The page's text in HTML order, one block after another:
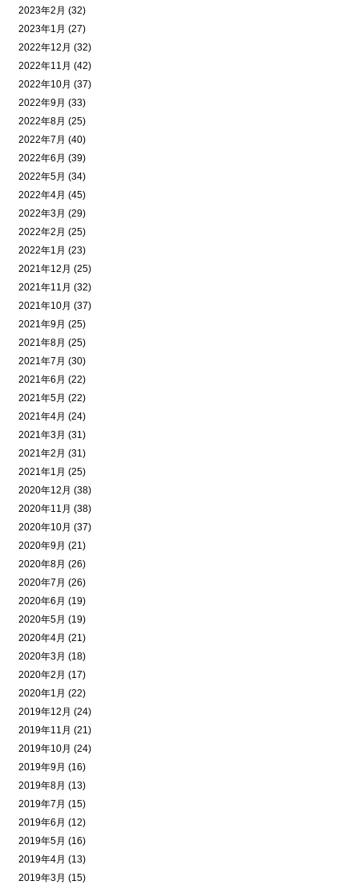
2023年2月 (32)
2023年1月 (27)
2022年12月 (32)
2022年11月 (42)
2022年10月 (37)
2022年9月 (33)
2022年8月 (25)
2022年7月 (40)
2022年6月 (39)
2022年5月 (34)
2022年4月 (45)
2022年3月 (29)
2022年2月 (25)
2022年1月 (23)
2021年12月 (25)
2021年11月 (32)
2021年10月 (37)
2021年9月 (25)
2021年8月 (25)
2021年7月 (30)
2021年6月 (22)
2021年5月 (22)
2021年4月 (24)
2021年3月 (31)
2021年2月 (31)
2021年1月 (25)
2020年12月 (38)
2020年11月 (38)
2020年10月 (37)
2020年9月 (21)
2020年8月 (26)
2020年7月 (26)
2020年6月 (19)
2020年5月 (19)
2020年4月 (21)
2020年3月 (18)
2020年2月 (17)
2020年1月 (22)
2019年12月 (24)
2019年11月 (21)
2019年10月 (24)
2019年9月 (16)
2019年8月 (13)
2019年7月 (15)
2019年6月 (12)
2019年5月 (16)
2019年4月 (13)
2019年3月 (15)